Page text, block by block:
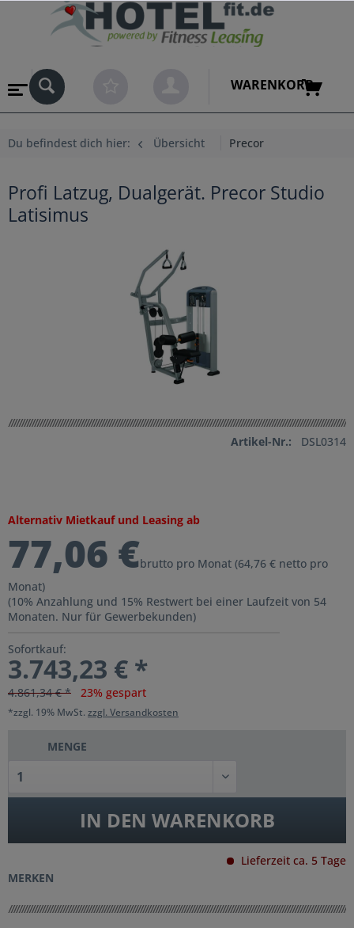
WARENKORB
Du befindest dich hier: Übersicht Precor
Profi Latzug, Dualgerät. Precor Studio
Latisimus
Artikel-Nr.: DSL0314
Alternativ Mietkauf und Leasing ab
77,06 €brutto pro Monat (64,76 € netto pro
Monat)
(10% Anzahlung und 15% Restwert bei einer Laufzeit von 54
Monaten. Nur für Gewerbekunden)
Sofortkauf:
3.743,23 € *
4.861,34 € * 23% gespart
*zzgl. 19% MwSt. zzgl. Versandkosten
MENGE
IN DEN WARENKORB
Lieferzeit ca. 5 Tage
MERKEN